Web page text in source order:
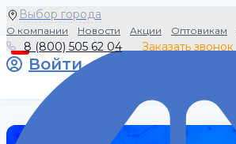
Выбор города
О компании Новости Акции Оптовикам
8 (800) 505 62 04 Заказать звонок
Войти